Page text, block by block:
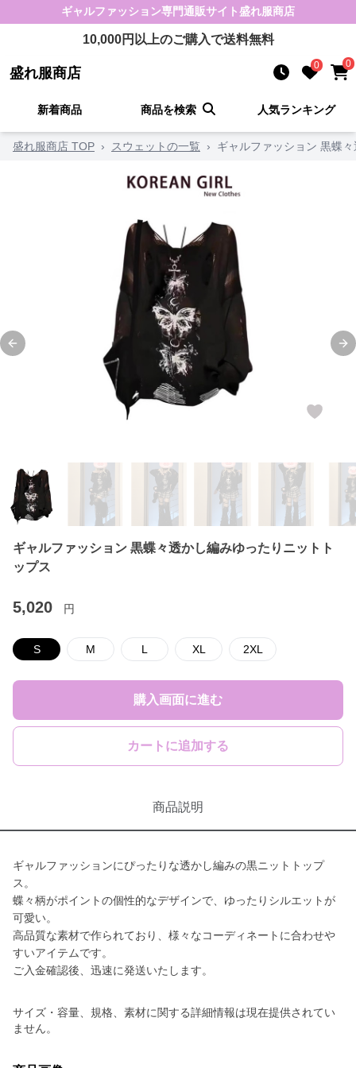
ギャルファッション専門通販サイト盛れ服商店
10,000円以上のご購入で送料無料
盛れ服商店 0 0
新着商品 商品を検索 人気ランキング
盛れ服商店 TOP › スウェットの一覧 › ギャルファッション 黒蝶
Previous slide
ギャルファッション 黒蝶々透かし編みゆったりニットト
ップス
5,020 円
S M L XL 2XL
購入画面に進む
カートに追加する
商品説明
ギャルファッションにぴったりな透かし編みの黒ニットトップ
ス。
蝶々柄がポイントの個性的なデザインで、ゆったりシルエットが
可愛い。
高品質な素材で作られており、様々なコーディネートに合わせや
すいアイテムです。
ご入金確認後、迅速に発送いたします。
サイズ・容量、規格、素材に関する詳細情報は現在提供されてい
ません。